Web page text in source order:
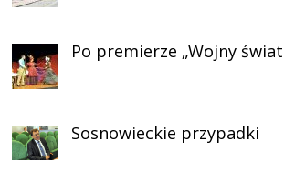
Po premierze „Wojny
Sosnowieckie przypadki